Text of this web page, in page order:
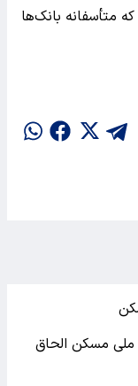
متأسفانه بانک‌ها
مسکن الحاق